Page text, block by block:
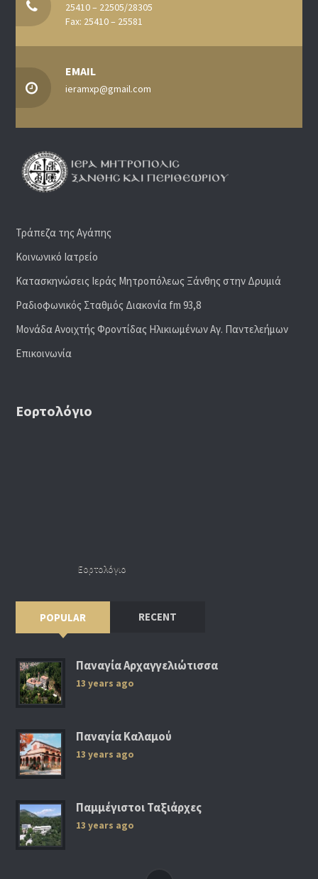
25410 – 22505/28305
Fax: 25410 – 25581
EMAIL
ieramxp@gmail.com
Τράπεζα της Αγάπης
Κοινωνικό Ιατρείο
Κατασκηνώσεις Ιεράς Μητροπόλεως Ξάνθης στην Δρυμιά
Ραδιoφωνικός Σταθμός Διακονία fm 93,8
Μονάδα Ανοιχτής Φροντίδας Ηλικιωμένων Αγ. Παντελεήμων
Επικοινωνία
Εορτολόγιο
Εορτολόγιο
POPULAR RECENT
Παναγία Αρχαγγελιώτισσα
13 years ago
Παναγία Καλαμού
13 years ago
Παμμέγιστοι Ταξιάρχες
13 years ago